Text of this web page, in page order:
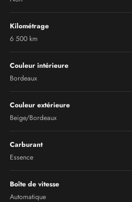
Kilométrage
6 500 km
Couleur intérieure
Bordeaux
Couleur extérieure
Beige/Bordeaux
Carburant
Essence
Boîte de vitesse
Automatique